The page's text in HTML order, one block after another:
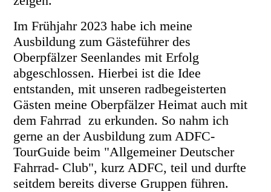
Im Frühjahr 2023 habe ich meine
Ausbildung zum Gästeführer des
Oberpfälzer Seenlandes mit Erfolg
abgeschlossen. Hierbei ist die Idee
entstanden, mit unseren radbegeisterten
Gästen meine Oberpfälzer Heimat auch mit
dem Fahrrad zu erkunden. So nahm ich
gerne an der Ausbildung zum ADFC-
TourGuide beim "Allgemeiner Deutscher
Fahrrad- Club", kurz ADFC, teil und durfte
seitdem bereits diverse Gruppen führen.